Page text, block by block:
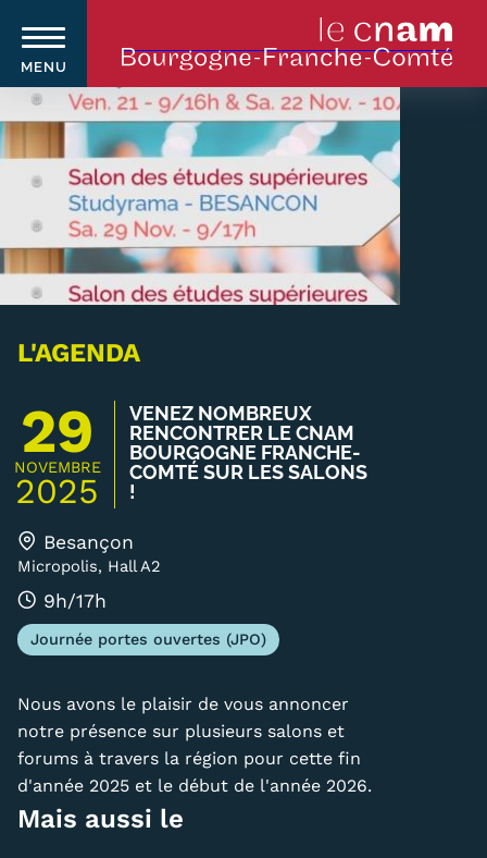
Aller
au
contenu
principal
MENU
Navigation
principale
Qui sommes-nous ?
Le Cnam
Le Cnam en Bourgogne Franche-
Nos équipes Cnam BFC
Où sommes-nous ?
Carte lieux et centres Cnam en
BFC
Nos centres administratifs
Quoi de neuf au Cnam BFC?
Agenda
Revue de presse
Contact
L'AGENDA
29
NOVEMBRE
2025
VENEZ NOMBREUX
RENCONTRER LE CNAM
BOURGOGNE FRANCHE-
COMTÉ SUR LES SALONS
!
Besançon
Micropolis, Hall A2
9h/17h
Journée portes ouvertes (JPO)
Nous avons le plaisir de vous annoncer
notre présence sur plusieurs salons et
forums à travers la région pour cette fin
d'année 2025 et le début de l'année 2026.
Mais aussi le